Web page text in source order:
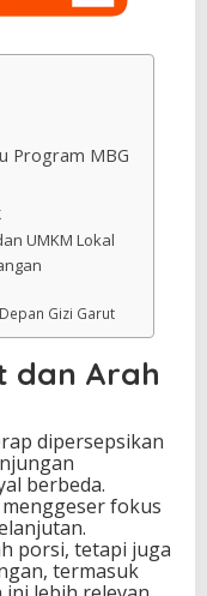
Program MBG
UMKM Lokal
Gizi Garut
dan Arah
dipersepsikan
berbeda.
fokus
porsi, tetapi juga
termasuk